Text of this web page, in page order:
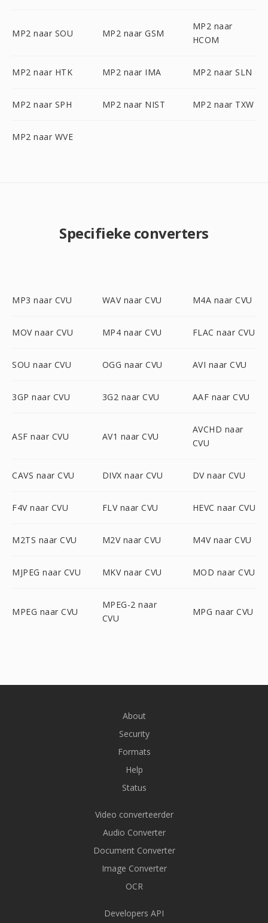
MP2 naar SOU MP2 naar GSM
MP2 naar
HCOM
MP2 naar HTK MP2 naar IMA MP2 naar SLN
MP2 naar SPH MP2 naar NIST MP2 naar TXW
MP2 naar WVE
Specifieke converters
MP3 naar CVU WAV naar CVU M4A naar CVU
MOV naar CVU MP4 naar CVU FLAC naar CVU
SOU naar CVU OGG naar CVU AVI naar CVU
3GP naar CVU 3G2 naar CVU AAF naar CVU
ASF naar CVU AV1 naar CVU
AVCHD naar
CVU
CAVS naar CVU DIVX naar CVU DV naar CVU
F4V naar CVU FLV naar CVU HEVC naar CVU
M2TS naar CVU M2V naar CVU M4V naar CVU
MJPEG naar CVU MKV naar CVU MOD naar CVU
MPEG naar CVU
MPEG-2 naar
CVU
MPG naar CVU
About
Security
Formats
Help
Status
Video converteerder
Audio Converter
Document Converter
Image Converter
OCR
Developers API